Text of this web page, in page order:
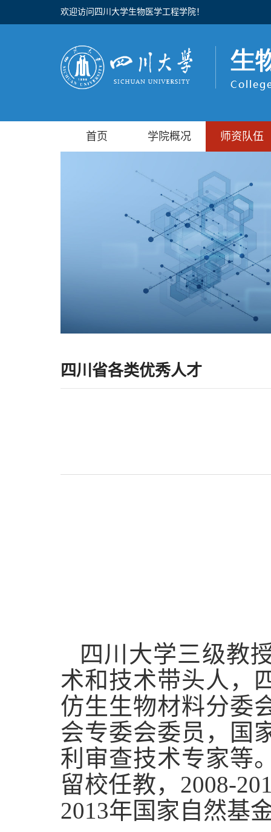
欢迎访问四川大学生物医学工程学院！
首页 学院概况 师资队伍
四川省各类优秀人才
四川大学三级教
术和技术带头人，
仿生生物材料分委
会专委会委员，国
利审查技术专家等
留校任教，2008-
2013年国家自然基